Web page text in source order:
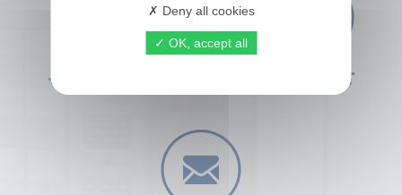
+33 (0) 1 44 41 29 19 CONTACT
Deny all cookies
OK, accept all